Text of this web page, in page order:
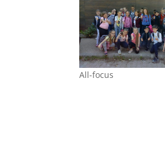
All-focus